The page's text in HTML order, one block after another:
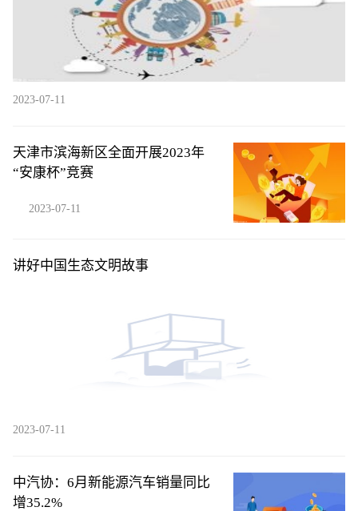
2023-07-11
天津市滨海新区全面开展2023年
“安康杯”竞赛
2023-07-11
讲好中国生态文明故事
2023-07-11
中汽协：6月新能源汽车销量同比
增35.2%